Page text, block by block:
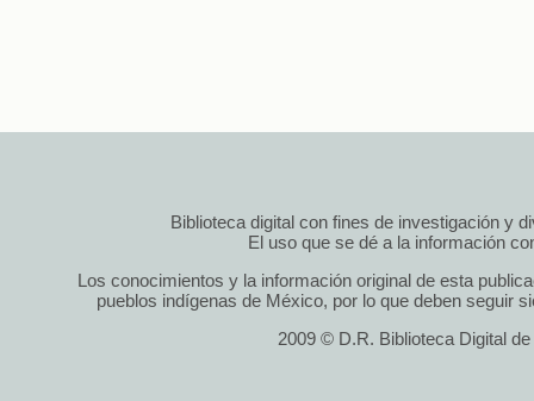
Biblioteca digital con fines de investigación y
El uso que se dé a la información
Los conocimientos y la información original de esta
pueblos indígenas de México, por lo que deben seguir
2009 © D.R. Biblioteca Digital